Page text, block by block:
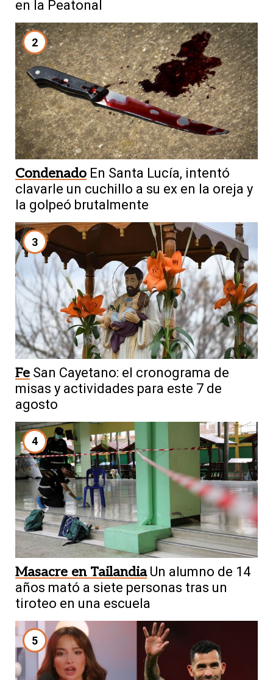
en la Peatonal
2
Condenado En Santa Lucía, intentó
clavarle un cuchillo a su ex en la oreja y
la golpeó brutalmente
3
Fe San Cayetano: el cronograma de
misas y actividades para este 7 de
agosto
4
Masacre en Tailandia Un alumno de 14
años mató a siete personas tras un
tiroteo en una escuela
5